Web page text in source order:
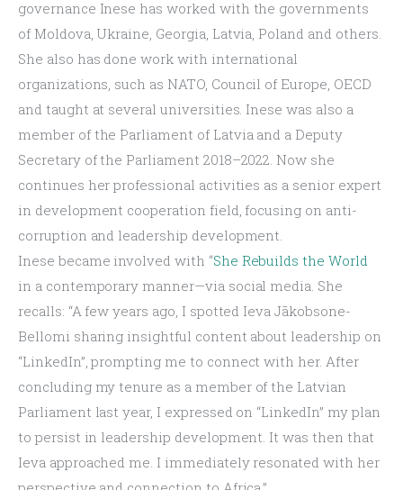
governance Inese has worked with the governments
of Moldova, Ukraine, Georgia, Latvia, Poland and others.
She also has done work with international
organizations, such as NATO, Council of Europe, OECD
and taught at several universities. Inese was also a
member of the Parliament of Latvia and a Deputy
Secretary of the Parliament 2018–2022. Now she
continues her professional activities as a senior expert
in development cooperation field, focusing on anti-
corruption and leadership development.
Inese became involved with “She Rebuilds the World
in a contemporary manner—via social media. She
recalls: “A few years ago, I spotted Ieva Jākobsone-
Bellomi sharing insightful content about leadership on
“LinkedIn”, prompting me to connect with her. After
concluding my tenure as a member of the Latvian
Parliament last year, I expressed on “LinkedIn” my plan
to persist in leadership development. It was then that
Ieva approached me. I immediately resonated with her